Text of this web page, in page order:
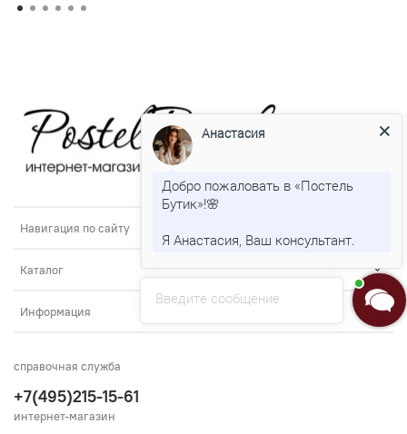
Навигация по сайту
Каталог
Информация
справочная служба
+7(495)215-15-61
интернет-магазин
Введите сообщение
Анастасия
Добро пожаловать в «Постель
Бутик»!🌸
Я Анастасия, Ваш консультант.